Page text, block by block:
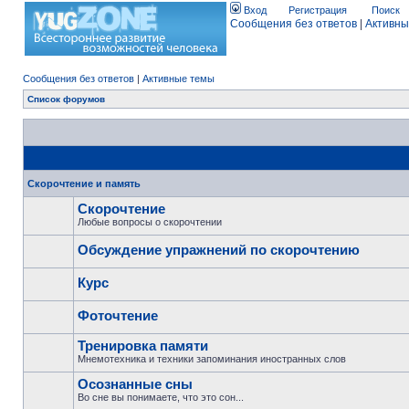
Вход Регистрация Поиск
Сообщения без ответов
Сообщения без ответов | Активные темы
Список форумов
Скорочтение и память
Скорочтение
Любые вопросы о скорочтении
Обсуждение упражнений по скорочтению
Курс
Фоточтение
Тренировка памяти
Мнемотехника и техники запоминания иностранных слов
Осознанные сны
Во сне вы понимаете, что это сон...